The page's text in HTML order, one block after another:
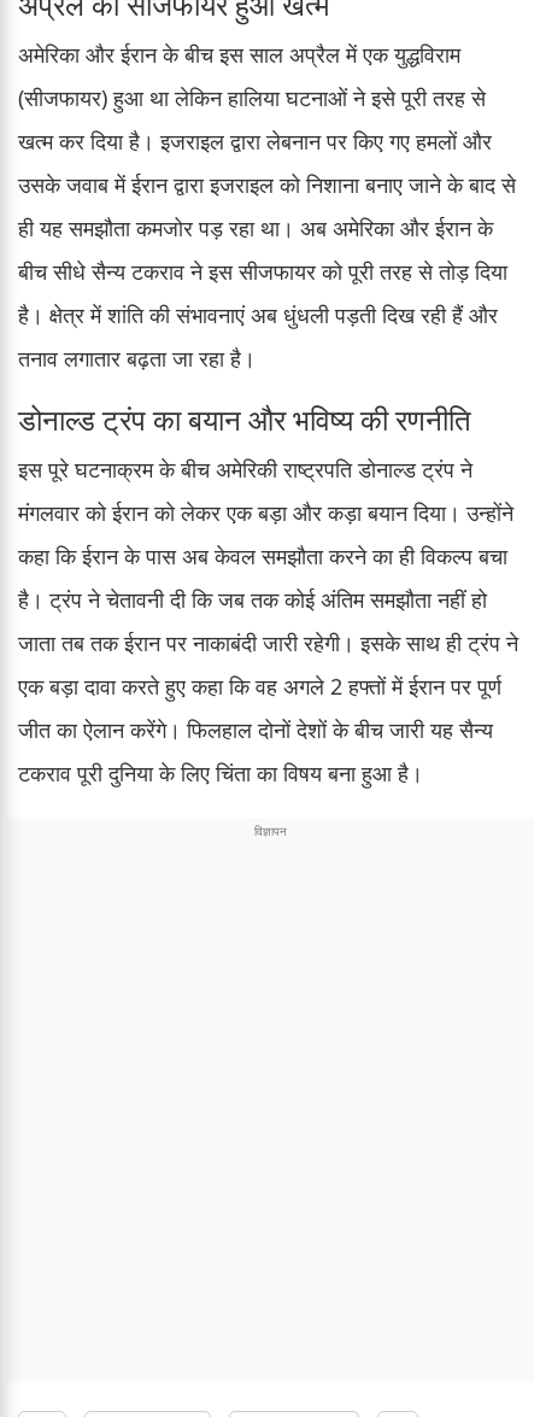
अमेरिका और ईरान के बीच इस साल अप्रैल में एक युद्धविराम
(सीजफायर) हुआ था लेकिन हालिया घटनाओं ने इसे पूरी तरह से
खत्म कर दिया है। इजराइल द्वारा लेबनान पर किए गए हमलों और
उसके जवाब में ईरान द्वारा इजराइल को निशाना बनाए जाने के बाद से
ही यह समझौता कमजोर पड़ रहा था। अब अमेरिका और ईरान के
बीच सीधे सैन्य टकराव ने इस सीजफायर को पूरी तरह से तोड़ दिया
है। क्षेत्र में शांति की संभावनाएं अब धुंधली पड़ती दिख रही हैं और
तनाव लगातार बढ़ता जा रहा है।
डोनाल्ड ट्रंप का बयान और भविष्य की रणनीति
इस पूरे घटनाक्रम के बीच अमेरिकी राष्ट्रपति डोनाल्ड ट्रंप ने
मंगलवार को ईरान को लेकर एक बड़ा और कड़ा बयान दिया। उन्होंने
कहा कि ईरान के पास अब केवल समझौता करने का ही विकल्प बचा
है। ट्रंप ने चेतावनी दी कि जब तक कोई अंतिम समझौता नहीं हो
जाता तब तक ईरान पर नाकाबंदी जारी रहेगी। इसके साथ ही ट्रंप ने
एक बड़ा दावा करते हुए कहा कि वह अगले 2 हफ्तों में ईरान पर पूर्ण
जीत का ऐलान करेंगे। फिलहाल दोनों देशों के बीच जारी यह सैन्य
टकराव पूरी दुनिया के लिए चिंता का विषय बना हुआ है।